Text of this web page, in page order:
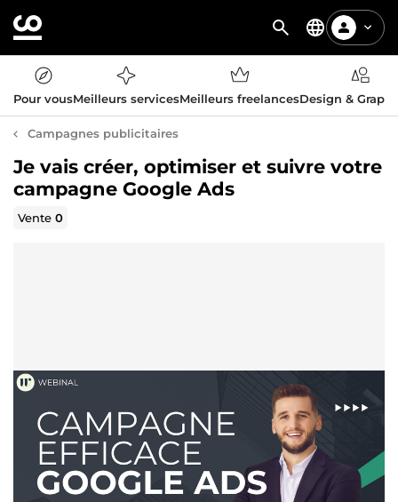
Pour vousMeilleurs servicesMeilleurs freelancesDesign &
Campagnes publicitaires
Je vais créer, optimiser et suivre votre
campagne Google Ads
Vente0